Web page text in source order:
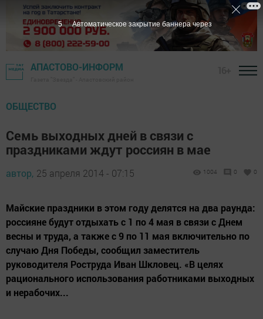
АПАСТОВО-ИНФОРМ
ОБЩЕСТВО
Семь выходных дней в связи с
праздниками ждут россиян в мае
автор, 25 апреля 2014 - 07:15 1004 0 0
Майские праздники в этом году делятся на два раунда:
россияне будут отдыхать с 1 по 4 мая в связи с Днем
весны и труда, а также с 9 по 11 мая включительно по
случаю Дня Победы, сообщил заместитель
руководителя Роструда Иван Шкловец. «В целях
рационального использования работниками выходных
и нерабочих...
4 Автоматическое закрытие баннера через